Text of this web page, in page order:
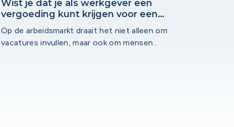
Wist je dat je als werkgever een
vergoeding kunt krijgen voor een
inclusieve werkplek?
Op de arbeidsmarkt draait het niet alleen om
vacatures invullen, maar ook om mensen